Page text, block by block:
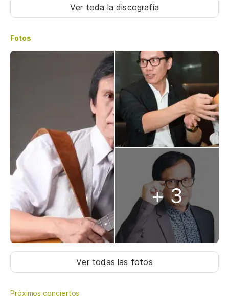
Ver toda la discografía
Fotos
+ 3
Ver todas las fotos
Próximos conciertos